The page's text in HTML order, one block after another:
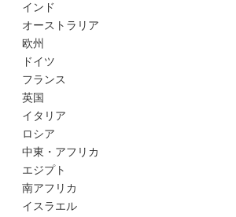
インド
オーストラリア
欧州
ドイツ
フランス
英国
イタリア
ロシア
中東・アフリカ
エジプト
南アフリカ
イスラエル